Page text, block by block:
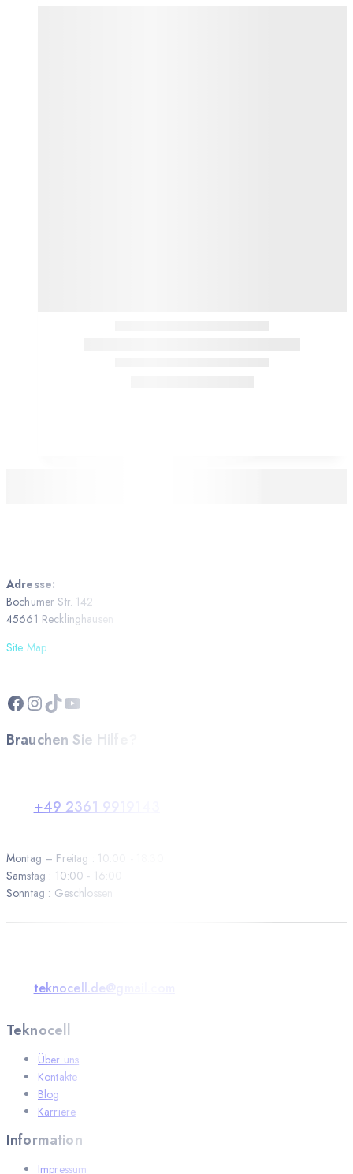
Adresse:
Bochumer Str. 142
45661 Recklinghausen
Site Map
Brauchen Sie Hilfe?
+49 2361 9919143
Montag – Freitag : 10:00 - 18:30
Samstag : 10:00 - 16:00
Sonntag : Geschlossen
teknocell.de@gmail.com
Teknocell
Über uns
Kontakte
Blog
Karriere
Information
Impressum